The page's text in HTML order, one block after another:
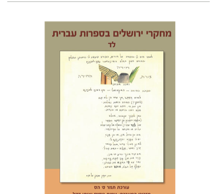
תמר ס' הס
הנחת אתר ספר מודפס
$33
$30